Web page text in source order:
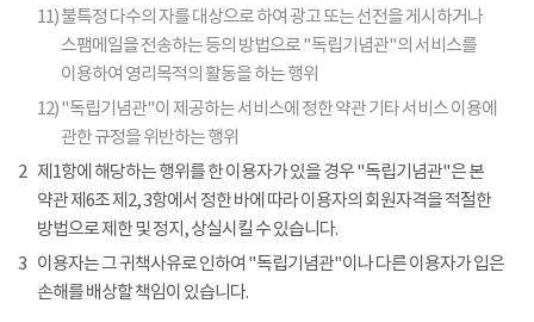
11)불특정 다수의 자를 대상으로 하여 광고 또는 선전을 게시하거나
스팸메일을 전송하는 등의 방법으로 "독립기념관"의 서비스를
이용하여 영리목적의 활동을 하는 행위
12)"독립기념관"이 제공하는 서비스에 정한 약관 기타 서비스 이용에
관한 규정을 위반하는 행위
2 제1항에 해당하는 행위를 한 이용자가 있을 경우 "독립기념관"은 본
약관 제6조 제2, 3항에서 정한 바에 따라 이용자의 회원자격을 적절한
방법으로 제한 및 정지, 상실시킬 수 있습니다.
3 이용자는 그 귀책사유로 인하여 "독립기념관"이나 다른 이용자가 입은
손해를 배상할 책임이 있습니다.